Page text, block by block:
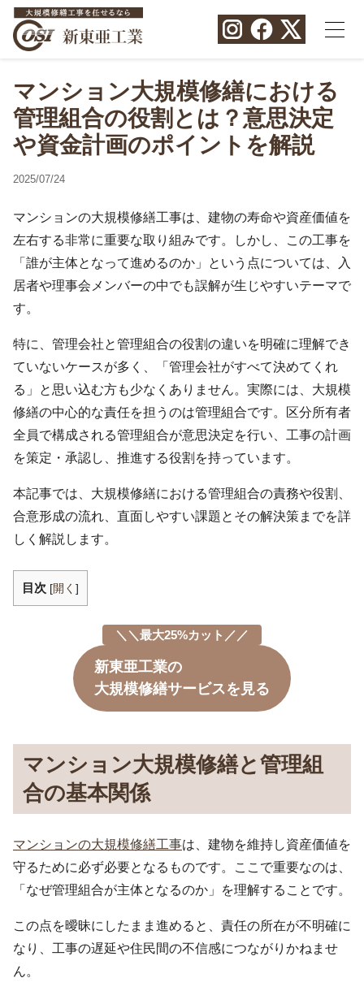
マンション大規模修繕における
管理組合の役割とは？意思決定
や資金計画のポイントを解説
2025/07/24
マンションの大規模修繕工事は、建物の寿命や資産価値を
左右する非常に重要な取り組みです。しかし、この工事を
「誰が主体となって進めるのか」という点については、入
居者や理事会メンバーの中でも誤解が生じやすいテーマで
す。
特に、管理会社と管理組合の役割の違いを明確に理解でき
ていないケースが多く、「管理会社がすべて決めてくれ
る」と思い込む方も少なくありません。実際には、大規模
修繕の中心的な責任を担うのは管理組合です。区分所有者
全員で構成される管理組合が意思決定を行い、工事の計画
を策定・承認し、推進する役割を持っています。
本記事では、大規模修繕における管理組合の責務や役割、
合意形成の流れ、直面しやすい課題とその解決策までを詳
しく解説します。
目次 [開く ]
＼＼最大25%カット／／
新東亜工業の
大規模修繕サービスを見る
マンション大規模修繕と管理組
合の基本関係
マンションの大規模修繕工事は、建物を維持し資産価値を
守るために必ず必要となるものです。ここで重要なのは、
「なぜ管理組合が主体となるのか」を理解することです。
この点を曖昧にしたまま進めると、責任の所在が不明確に
なり、工事の遅延や住民間の不信感につながりかねませ
ん。